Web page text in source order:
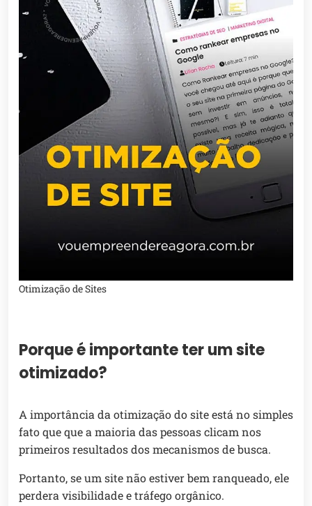
Otimização de Sites
Porque é importante ter um site
otimizado?
A importância da otimização do site está no simples
fato que que a maioria das pessoas clicam nos
primeiros resultados dos mecanismos de busca.
Portanto, se um site não estiver bem ranqueado, ele
perdera visibilidade e tráfego orgânico.